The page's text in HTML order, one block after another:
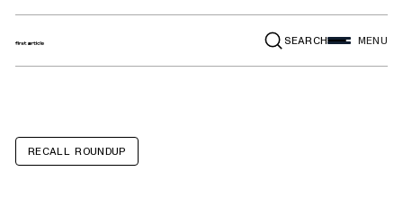
SEARCH MENU
RECALL ROUNDUP